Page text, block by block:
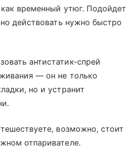
временный утюг. Подойдет
действовать нужно быстро
антистатик-спрей
— он не только
но и устранит
возможно, стоит
отпаривателе.